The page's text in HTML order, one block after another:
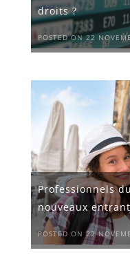
droits ?
POSTED ON 22
Professionnels
nouveaux
POSTED ON 22